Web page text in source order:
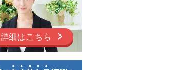
詳細はこちら